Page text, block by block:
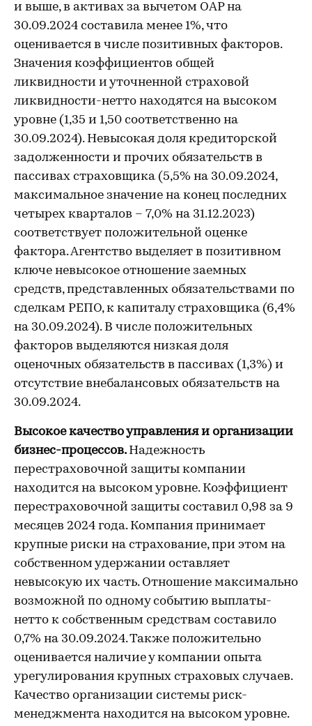
и выше, в активах за вычетом ОАР на
30.09.2024 составила менее 1%, что
оценивается в числе позитивных факторов.
Значения коэффициентов общей
ликвидности и уточненной страховой
ликвидности-нетто находятся на высоком
уровне (1,35 и 1,50 соответственно на
30.09.2024). Невысокая доля кредиторской
задолженности и прочих обязательств в
пассивах страховщика (5,5% на 30.09.2024,
максимальное значение на конец последних
четырех кварталов – 7,0% на 31.12.2023)
соответствует положительной оценке
фактора. Агентство выделяет в позитивном
ключе невысокое отношение заемных
средств, представленных обязательствами по
сделкам РЕПО, к капиталу страховщика (6,4%
на 30.09.2024). В числе положительных
факторов выделяются низкая доля
оценочных обязательств в пассивах (1,3%) и
отсутствие внебалансовых обязательств на
30.09.2024.
Высокое качество управления и организации
бизнес-процессов. Надежность
перестраховочной защиты компании
находится на высоком уровне. Коэффициент
перестраховочной защиты составил 0,98 за 9
месяцев 2024 года. Компания принимает
крупные риски на страхование, при этом на
собственном удержании оставляет
невысокую их часть. Отношение максимально
возможной по одному событию выплаты-
нетто к собственным средствам составило
0,7% на 30.09.2024. Также положительно
оценивается наличие у компании опыта
урегулирования крупных страховых случаев.
Качество организации системы риск-
менеджмента находится на высоком уровне.